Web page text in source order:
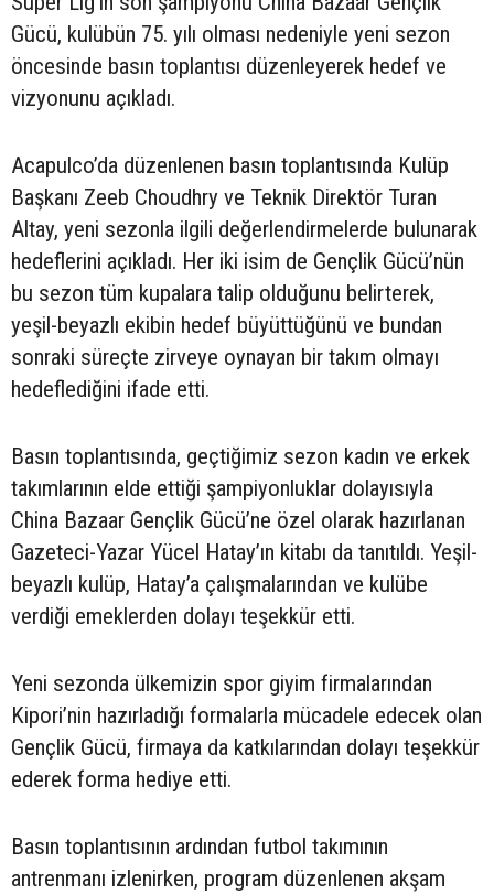
Gücü, kulübün 75. yılı olması nedeniyle yeni sezon
öncesinde basın toplantısı düzenleyerek hedef ve
vizyonunu açıkladı.
Acapulco’da düzenlenen basın toplantısında Kulüp
Başkanı Zeeb Choudhry ve Teknik Direktör Turan
Altay, yeni sezonla ilgili değerlendirmelerde bulunarak
hedeflerini açıkladı. Her iki isim de Gençlik Gücü’nün
bu sezon tüm kupalara talip olduğunu belirterek,
yeşil-beyazlı ekibin hedef büyüttüğünü ve bundan
sonraki süreçte zirveye oynayan bir takım olmayı
hedeflediğini ifade etti.
Basın toplantısında, geçtiğimiz sezon kadın ve erkek
takımlarının elde ettiği şampiyonluklar dolayısıyla
China Bazaar Gençlik Gücü’ne özel olarak hazırlanan
Gazeteci-Yazar Yücel Hatay’ın kitabı da tanıtıldı. Yeşil-
beyazlı kulüp, Hatay’a çalışmalarından ve kulübe
verdiği emeklerden dolayı teşekkür etti.
Yeni sezonda ülkemizin spor giyim firmalarından
Kipori’nin hazırladığı formalarla mücadele edecek olan
Gençlik Gücü, firmaya da katkılarından dolayı teşekkür
ederek forma hediye etti.
Basın toplantısının ardından futbol takımının
antrenmanı izlenirken, program düzenlenen akşam